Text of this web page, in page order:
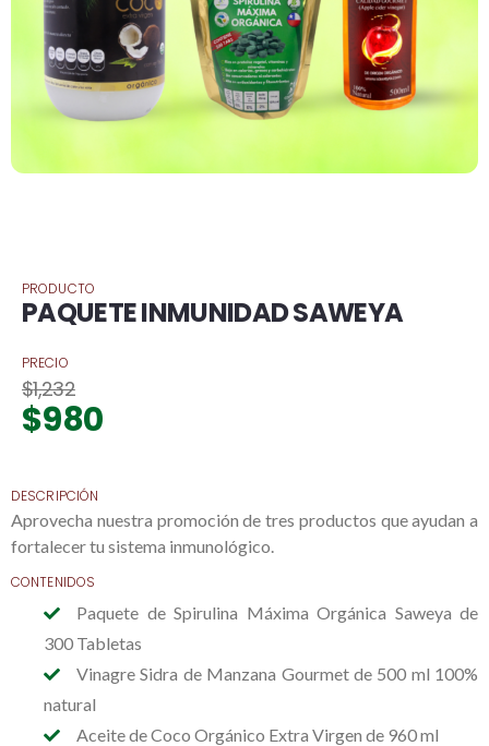
PRODUCTO
PAQUETE INMUNIDAD SAWEYA
PRECIO
$1,232
$980
DESCRIPCIÓN
Aprovecha nuestra promoción de tres productos que ayudan a
fortalecer tu sistema inmunológico.
CONTENIDOS
Paquete de Spirulina Máxima Orgánica Saweya de
300 Tabletas
Vinagre Sidra de Manzana Gourmet de 500 ml 100%
natural
Aceite de Coco Orgánico Extra Virgen de 960 ml